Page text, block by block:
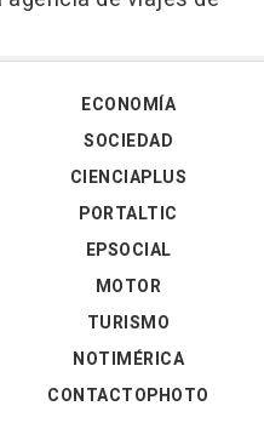
ECONOMÍA
SOCIEDAD
CIENCIAPLUS
PORTALTIC
EPSOCIAL
MOTOR
TURISMO
NOTIMÉRICA
CONTACTOPHOTO